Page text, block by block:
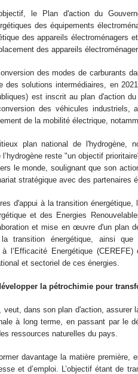
le Plan d'action du
des équipements
des appareils
des appareils
des modes de carburants
des solutions intermédiaires, en
est inscrit au plan d'action
des véhicules industriels,
de la mobilité électrique,
plan national de l'hydrogène,
l’hydrogène reste "un objectif
le monde, soulignant que son
stratégique avec des
d'appui à la transition
et des Energies
et mise en œuvre d'un plan
transition énergétique, ainsi que
à l’Efficacité Energétique
et sectoriel de ces énergies.
la pétrochimie pour
veut, dans son plan d'action,
à long terme, en passant par le
ressources naturelles du pays.
davantage la matière
et d’emploi. L’objectif étant de